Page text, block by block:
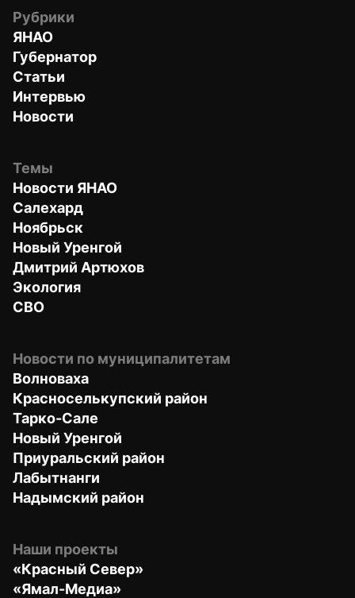
Рубрики
ЯНАО
Губернатор
Статьи
Интервью
Новости
Темы
Новости ЯНАО
Салехард
Ноябрьск
Новый Уренгой
Дмитрий Артюхов
Экология
СВО
Новости по муниципалитетам
Волноваха
Красноселькупский район
Тарко-Сале
Новый Уренгой
Приуральский район
Лабытнанги
Надымский район
Наши проекты
«Красный Север»
«Ямал-Медиа»